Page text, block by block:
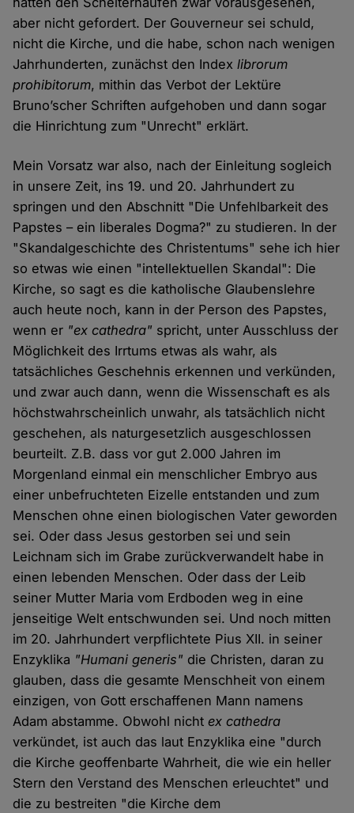
aber nicht gefordert. Der Gouverneur sei schuld,
nicht die Kirche, und die habe, schon nach wenigen
Jahrhunderten, zunächst den Indexlibrorum
prohibitorum, mithin das Verbot der Lektüre
Bruno’scher Schriften aufgehoben und dann sogar
die Hinrichtung zum "Unrecht" erklärt.
Mein Vorsatz war also, nach der Einleitung sogleich
in unsere Zeit, ins 19. und 20. Jahrhundert zu
springen und den Abschnitt "Die Unfehlbarkeit des
Papstes – ein liberales Dogma?" zu studieren. In der
"Skandalgeschichte des Christentums" sehe ich hier
so etwas wie einen "intellektuellen Skandal": Die
Kirche, so sagt es die katholische Glaubenslehre
auch heute noch, kann in der Person des Papstes,
wenn er "ex cathedra" spricht, unter Ausschluss der
Möglichkeit des Irrtums etwas als wahr, als
tatsächliches Geschehnis erkennen und verkünden,
und zwar auch dann, wenn die Wissenschaft es als
höchstwahrscheinlich unwahr, als tatsächlich nicht
geschehen, als naturgesetzlich ausgeschlossen
beurteilt. Z.B. dass vor gut 2.000 Jahren im
Morgenland einmal ein menschlicher Embryo aus
einer unbefruchteten Eizelle entstanden und zum
Menschen ohne einen biologischen Vater geworden
sei. Oder dass Jesus gestorben sei und sein
Leichnam sich im Grabe zurückverwandelt habe in
einen lebenden Menschen. Oder dass der Leib
seiner Mutter Maria vom Erdboden weg in eine
jenseitige Welt entschwunden sei. Und noch mitten
im 20. Jahrhundert verpflichtete Pius XII. in seiner
Enzyklika "Humani generis" die Christen, daran zu
glauben, dass die gesamte Menschheit von einem
einzigen, von Gott erschaffenen Mann namens
Adam abstamme. Obwohl nichtex cathedra
verkündet, ist auch das laut Enzyklika eine "durch
die Kirche geoffenbarte Wahrheit, die wie ein heller
Stern den Verstand des Menschen erleuchtet" und
die zu bestreiten "die Kirche dem